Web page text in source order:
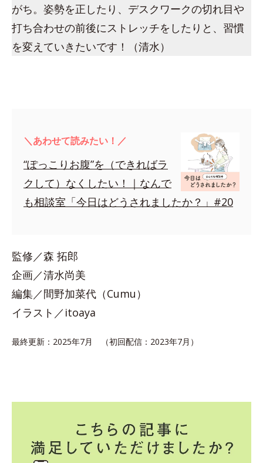
がち。姿勢を正したり、デスクワークの切れ目や
打ち合わせの前後にストレッチをしたりと、習慣
を変えていきたいです！（清水）
＼あわせて読みたい！／
“ぽっこりお腹”を（できればラ
クして）なくしたい！｜なんで
も相談室「今日はどうされましたか？」#20
監修／森 拓郎
企画／清水尚美
編集／間野加菜代（Cumu）
イラスト／itoaya
最終更新：2025年7月 （初回配信：2023年7月）